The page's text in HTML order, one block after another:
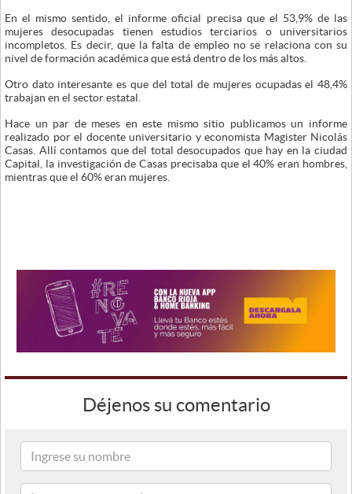
En el mismo sentido, el informe oficial precisa que el 53,9% de las
mujeres desocupadas tienen estudios terciarios o universitarios
incompletos. Es decir, que la falta de empleo no se relaciona con su
nivel de formación académica que está dentro de los más altos.
Otro dato interesante es que del total de mujeres ocupadas el 48,4%
trabajan en el sector estatal.
Hace un par de meses en este mismo sitio publicamos un informe
realizado por el docente universitario y economista Magister Nicolás
Casas. Allí contamos que del total desocupados que hay en la ciudad
Capital, la investigación de Casas precisaba que el 40% eran hombres,
mientras que el 60% eran mujeres.
Déjenos su comentario